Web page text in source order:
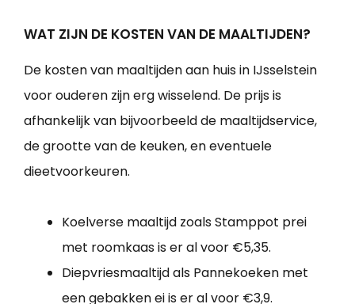
WAT ZIJN DE KOSTEN VAN DE MAALTIJDEN?
De kosten van maaltijden aan huis in IJsselstein
voor ouderen zijn erg wisselend. De prijs is
afhankelijk van bijvoorbeeld de maaltijdservice,
de grootte van de keuken, en eventuele
dieetvoorkeuren.
Koelverse maaltijd zoals Stamppot prei
met roomkaas is er al voor €5,35.
Diepvriesmaaltijd als Pannekoeken met
een gebakken ei is er al voor €3,9.